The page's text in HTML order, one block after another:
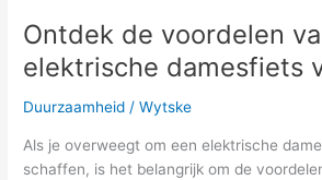
Ontdek de voordelen
elektrische damesfiets
Duurzaamheid /Wytske
Als je overweegt om een elektrische
schaffen, is het belangrijk om de